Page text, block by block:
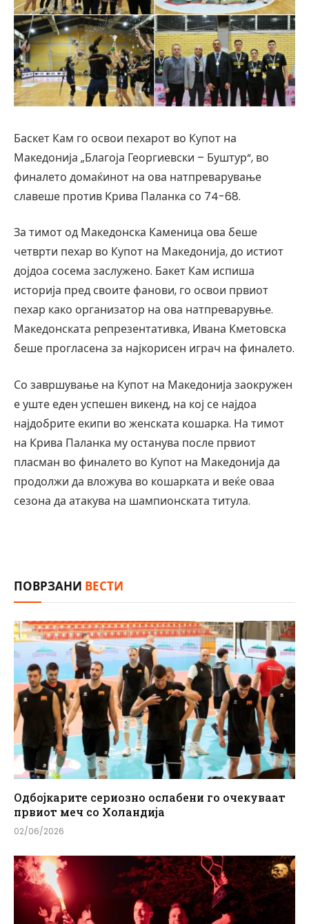
Баскет Кам го освои пехарот во Купот на
Македонија „Благоја Георгиевски – Буштур“, во
финалето домаќинот на ова натпреварување
славеше против Крива Паланка со 74-68.
За тимот од Македонска Каменица ова беше
четврти пехар во Купот на Македонија, до истиот
дојдоа сосема заслужено. Бакет Кам испиша
историја пред своите фанови, го освои првиот
пехар како организатор на ова натпреварувње.
Македонската репрезентативка, Ивана Кметовска
беше прогласена за најкорисен играч на финалето.
Со завршување на Купот на Македонија заокружен
е уште еден успешен викенд, на кој се најдоа
најдобрите екипи во женската кошарка. На тимот
на Крива Паланка му останува после првиот
пласман во финалето во Купот на Македонија да
продолжи да вложува во кошарката и веќе оваа
сезона да атакува на шампионската титула.
ПОВРЗАНИ ВЕСТИ
Одбојкарите сериозно ослабени го очекуваат
првиот меч со Холандија
02/06/2026